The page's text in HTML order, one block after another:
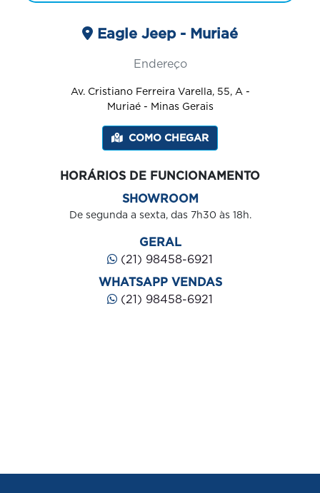
Eagle Jeep - Muriaé
Endereço
Av. Cristiano Ferreira Varella, 55, A -
Muriaé - Minas Gerais
COMO CHEGAR
HORÁRIOS DE FUNCIONAMENTO
SHOWROOM
De segunda a sexta, das 7h30 às 18h.
GERAL
(21) 98458-6921
WHATSAPP VENDAS
(21) 98458-6921